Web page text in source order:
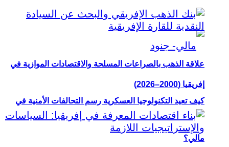
كيف تعيد التكنولوجيا العسكرية رسم التحالفات الأمنية في
مالي؟
علاقة الذهب بالصراعات المسلحة والاقتصادات الموازية في
إفريقيا (2000–2026)